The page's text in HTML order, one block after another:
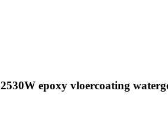
epoxy vloercoating